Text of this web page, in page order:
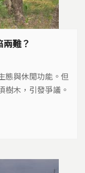
難？
態與休閒功能。但
樹木，引發爭議。